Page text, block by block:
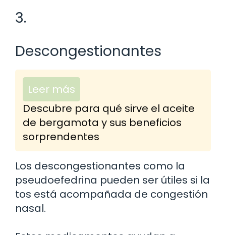
3.
Descongestionantes
Leer más
Descubre para qué sirve el aceite
de bergamota y sus beneficios
sorprendentes
Los descongestionantes como la
pseudoefedrina pueden ser útiles si la
tos está acompañada de congestión
nasal.